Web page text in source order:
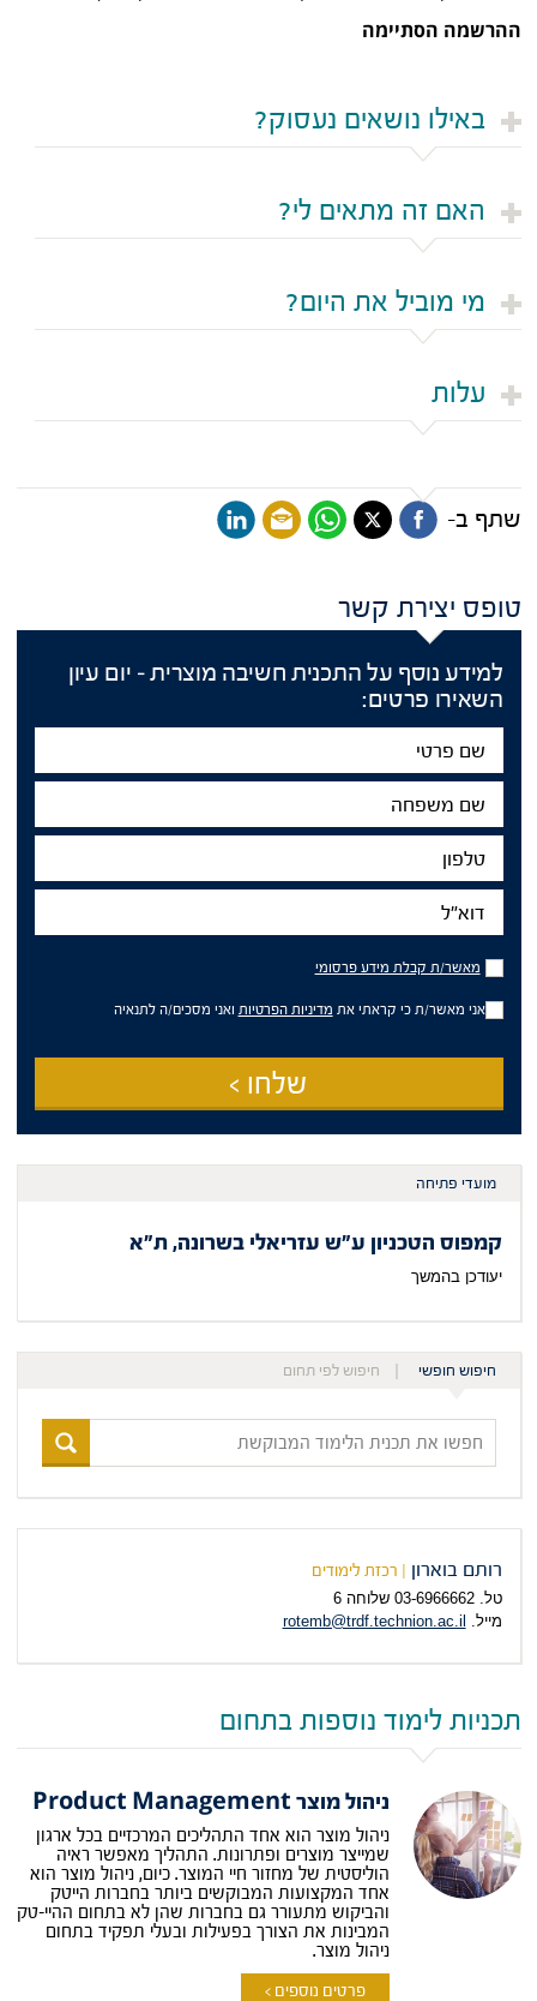
ההרשמה הסתיימה
באילו נושאים נעסוק?
האם זה מתאים לי?
מי מוביל את היום?
עלות
שתף ב-
טופס יצירת קשר
למידע נוסף על התכנית חשיבה מוצרית – יום עיון
השאירו פרטים:
שם
פרטי
שם
משפחה
טלפון
דוא"ל
מאשר/ת
קבלת
מידע
פרסומי
מאשר/ת קבלת מידע פרסומי
אני מאשר/ת כי קראתי את מדיניות הפרטיות ואני מסכים/ה לתנאיה
שלחו >
מועדי פתיחה
קמפוס הטכניון ע"ש עזריאלי בשרונה, ת"א
יעודכן בהמשך
חיפוש חופשי חיפוש לפי תחום
חפשו
את
תכנית
המבוקשת
רותם בוארון | רכזת לימודים
טל. 03-6966662 שלוחה 6
מייל. rotemb@trdf.technion.ac.il
תכניות לימוד נוספות בתחום
ניהול מוצר Product Management
ניהול מוצר הוא אחד התהליכים המרכזיים בכל ארגון
שמייצר מוצרים ופתרונות. התהליך מאפשר ראיה
הוליסטית של מחזור חיי המוצר. כיום, ניהול מוצר הוא
אחד המקצועות המבוקשים ביותר בחברות הייטק
והביקוש מתעורר גם בחברות שהן לא בתחום ההיי-טק
המבינות את הצורך בפעילות ובעלי תפקיד בתחום
ניהול מוצר.
פרטים נוספים >